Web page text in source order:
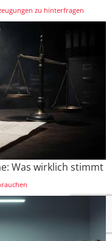
zu hinterfragen
Was wirklich stimmt